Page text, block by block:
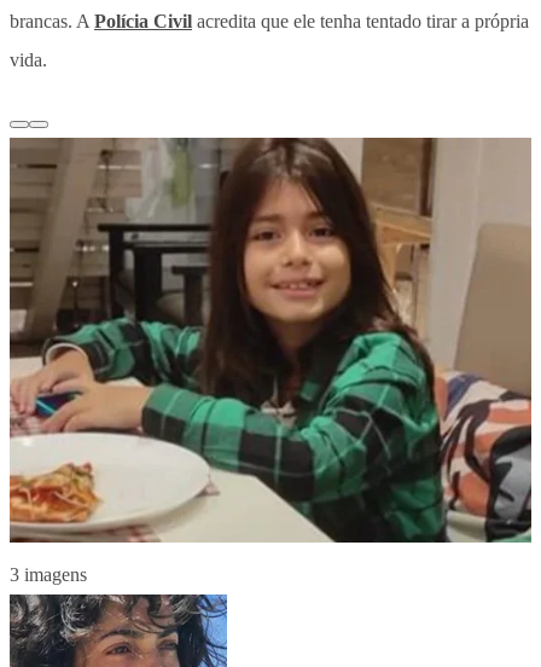
brancas. A Polícia Civil acredita que ele tenha tentado tirar a própria
vida.
3 imagens